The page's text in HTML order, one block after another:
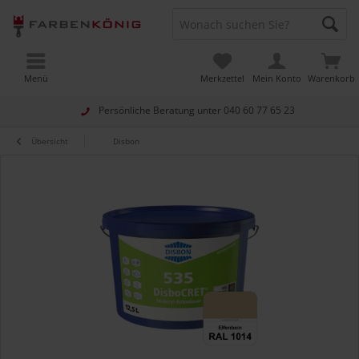
Persönliche Beratung unter 040 60 77 65 23
Warenkorb
Merkzettel Mein Konto
Menü
Übersicht Disbon